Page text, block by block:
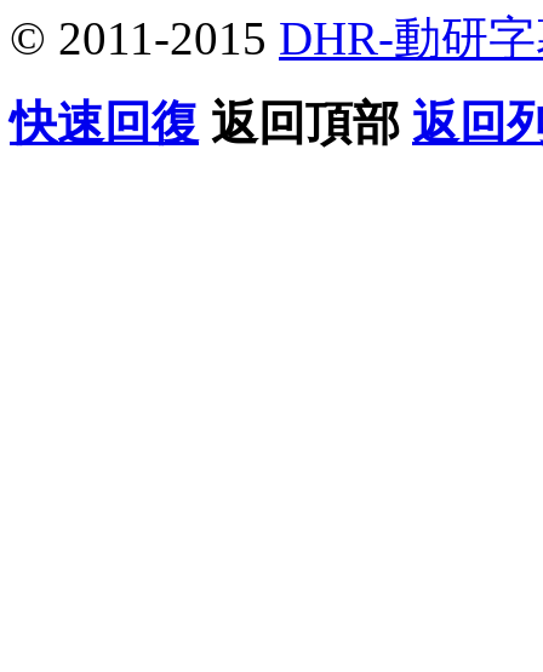
© 2011-2015 DHR-動研
快速回復 返回頂部 返回